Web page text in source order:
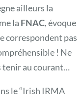
ailleurs la
la FNAC, évoque
correspondent pas
! Ne
tenir au courant…
le “Irish IRMA